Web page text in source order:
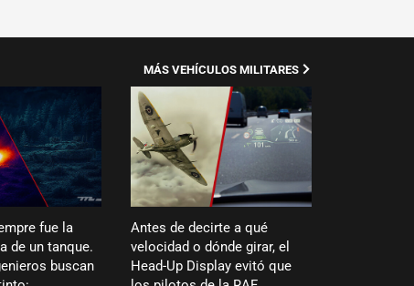
fue la
de un tanque.
buscan
Antes de decirte a qué
velocidad o dónde girar, el
Head-Up Display evitó que
MÁS VEHÍCULOS MILITARES